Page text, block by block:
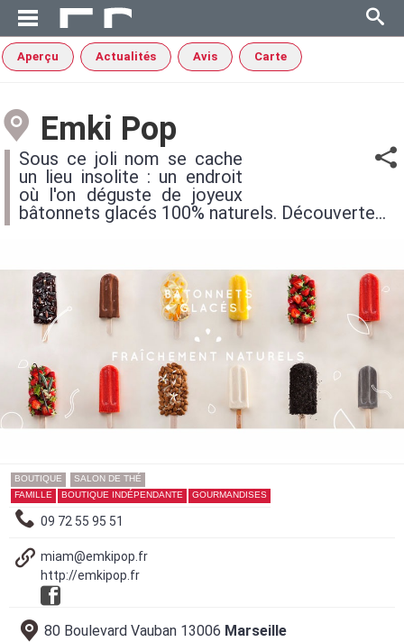
Aperçu Actualités Avis Carte
Emki Pop
Sous ce joli nom se cache
un lieu insolite : un endroit
où l'on déguste de joyeux
bâtonnets glacés 100% naturels. Découverte...
BOUTIQUE
SALON DE THÉ
FAMILLE
BOUTIQUE INDÉPENDANTE GOURMANDISES
09 72 55 95 51
miam@emkipop.fr
http://emkipop.fr
80 Boulevard Vauban 13006 Marseille